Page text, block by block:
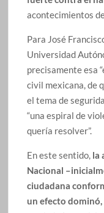
acontecimientos
Para José
Universidad
precisamente esa
civil mexicana, de
el tema de
“una espiral de
quería resolver”.
En este sentido, la
Nacional
ciudadana
un efecto dominó,